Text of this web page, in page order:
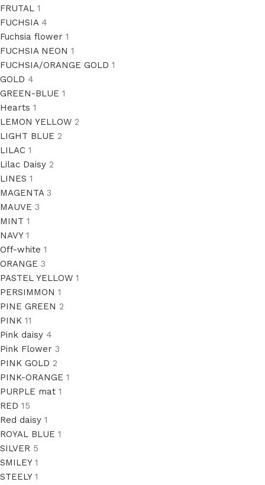
FRUTAL 1
FUCHSIA 4
Fuchsia flower 1
FUCHSIA NEON 1
FUCHSIA/ORANGE GOLD 1
GOLD 4
GREEN-BLUE 1
Hearts 1
LEMON YELLOW 2
LIGHT BLUE 2
LILAC 1
Lilac Daisy 2
LINES 1
MAGENTA 3
MAUVE 3
MINT 1
NAVY 1
Off-white 1
ORANGE 3
PASTEL YELLOW 1
PERSIMMON 1
PINE GREEN 2
PINK 11
Pink daisy 4
Pink Flower 3
PINK GOLD 2
PINK-ORANGE 1
PURPLE mat 1
RED 15
Red daisy 1
ROYAL BLUE 1
SILVER 5
SMILEY 1
STEELY 1